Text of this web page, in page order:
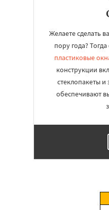
Желаете сделать
пору года?
пластиковые
конструкции
стеклопакеты
обеспечивают